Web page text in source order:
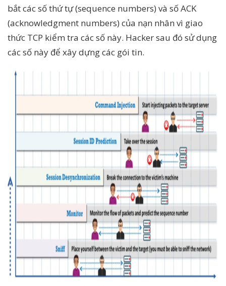
bắt các số thứ tự (sequence numbers) và số ACK
(acknowledgment numbers) của nạn nhân vì giao
thức TCP kiểm tra các số này. Hacker sau đó sử dụng
các số này để xây dựng các gói tin.